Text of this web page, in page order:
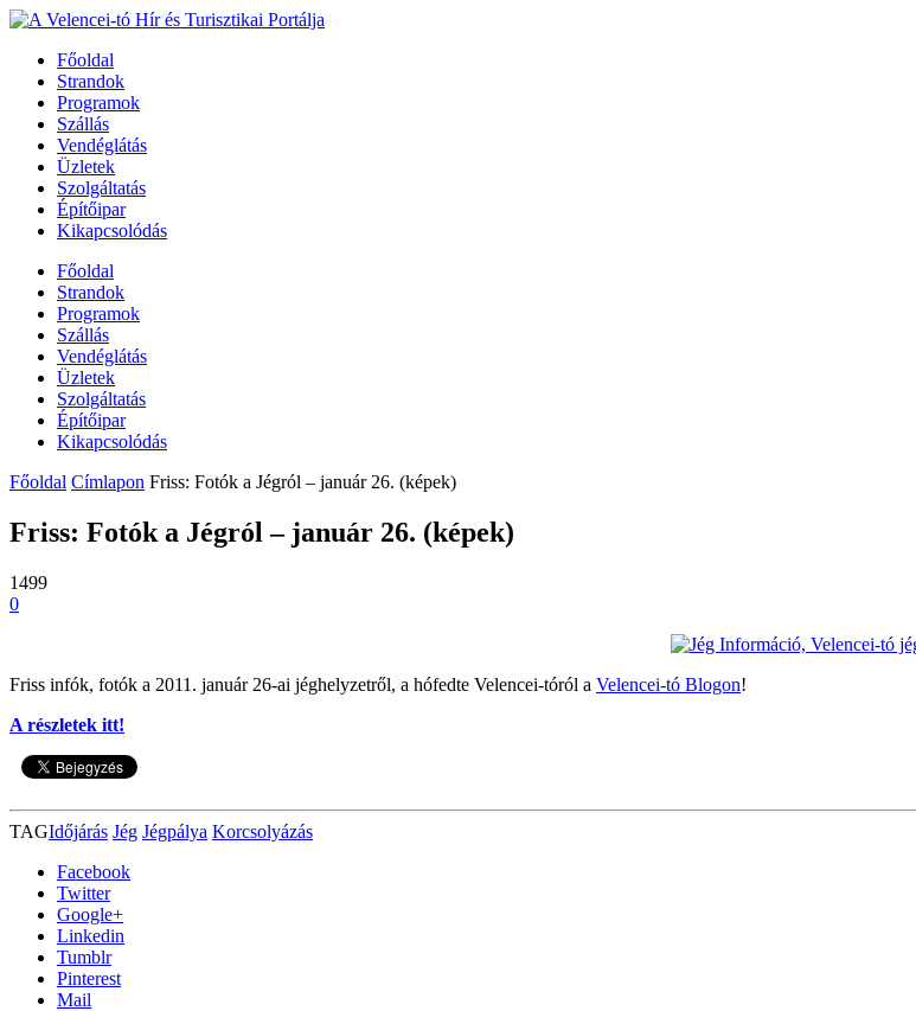
Főoldal
Strandok
Programok
Szállás
Vendéglátás
Üzletek
Szolgáltatás
Építőipar
Kikapcsolódás
Főoldal
Strandok
Programok
Szállás
Vendéglátás
Üzletek
Szolgáltatás
Építőipar
Kikapcsolódás
Főoldal Címlapon Friss: Fotók a Jégról – január 26. (képek)
Friss: Fotók a Jégról – január 26. (képek)
1499
0
Friss infók, fotók a 2011. január 26-ai jéghelyzetről, a hófedte Velencei-tóról a Velencei-tó Blogon!
A részletek itt!
TAGIdőjárás Jég Jégpálya Korcsolyázás
Facebook
Twitter
Google+
Linkedin
Tumblr
Pinterest
Mail